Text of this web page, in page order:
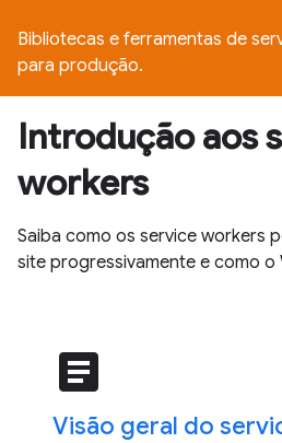
Bibliotecas e ferramentas de
para produção.
Introdução aos
workers
Saiba como os service workers
site progressivamente e como o
article
Visão geral do